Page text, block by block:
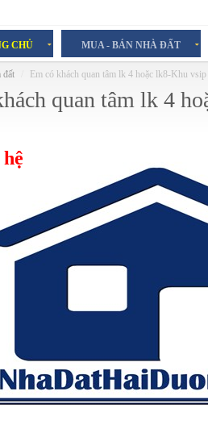
CHỦ MUA - BÁN NHÀ ĐẤT
đất Em có khách quan tâm lk 4 hoặc lk8-Khu
quan tâm lk 4
khách quan tâm lk 4
-Hải Dương